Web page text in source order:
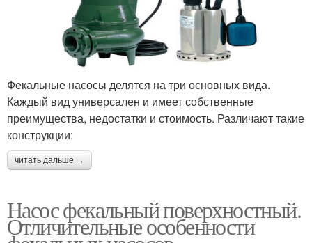
Фекальные насосы делятся на три основных вида.
Каждый вид универсален и имеет собственные
преимущества, недостатки и стоимость. Различают такие
конструкции:
читать дальше →
Насос фекальный поверхностный.
Отличительные особенности